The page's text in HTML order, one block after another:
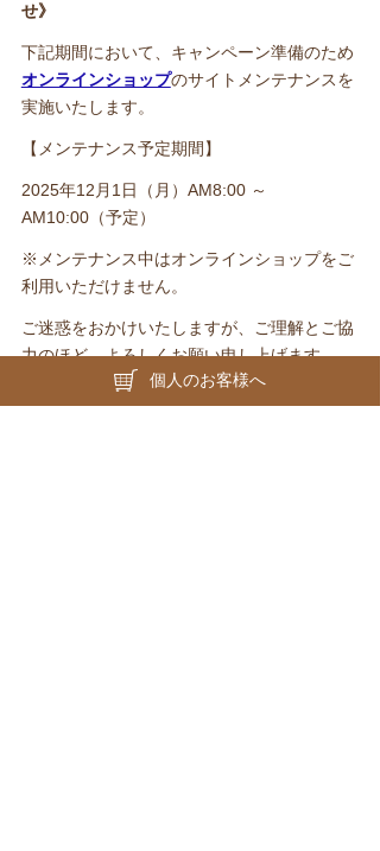
せ》
下記期間において、キャンペーン準備のため
オンラインショップのサイトメンテナンスを
実施いたします。
【メンテナンス予定期間】
2025年12月1日（月）AM8:00 ～
AM10:00（予定）
※メンテナンス中はオンラインショップをご
利用いただけません。
ご迷惑をおかけいたしますが、ご理解とご協
力のほど、よろしくお願い申し上げます。
お得にお買い物をお楽しみいただけるこの機
個人のお客様へ